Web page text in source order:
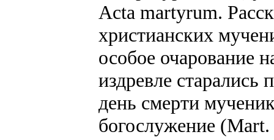
Acta martyrum.
христианских
особое очарование
издревле старались
день смерти
богослужение